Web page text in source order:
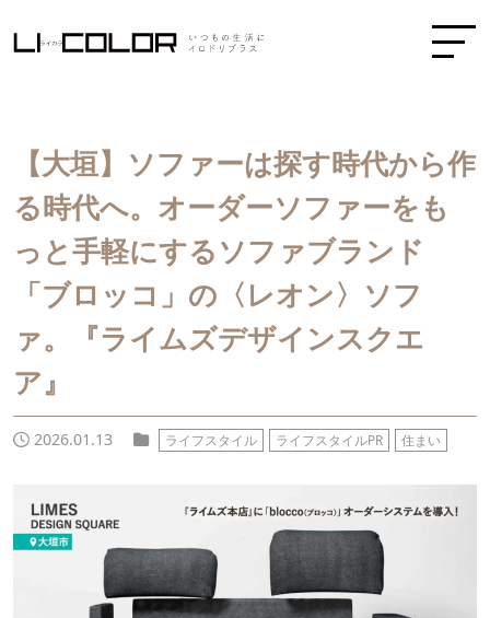
【大垣】ソファーは探す時代から作
る時代へ。オーダーソファーをも
っと手軽にするソファブランド
「ブロッコ」の〈レオン〉ソフ
ァ。『ライムズデザインスクエ
ア』
2026.01.13 ライフスタイル ライフスタイルPR 住まい